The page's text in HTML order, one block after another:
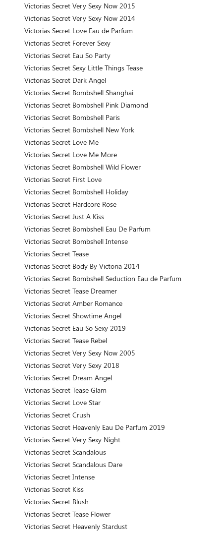
Victorias Secret Very Sexy Now 2015
Victorias Secret Very Sexy Now 2014
Victorias Secret Love Eau de Parfum
Victorias Secret Forever Sexy
Victorias Secret Eau So Party
Victorias Secret Sexy Little Things Tease
Victorias Secret Dark Angel
Victorias Secret Bombshell Shanghai
Victorias Secret Bombshell Pink Diamond
Victorias Secret Bombshell Paris
Victorias Secret Bombshell New York
Victorias Secret Love Me
Victorias Secret Love Me More
Victorias Secret Bombshell Wild Flower
Victorias Secret First Love
Victorias Secret Bombshell Holiday
Victorias Secret Hardcore Rose
Victorias Secret Just A Kiss
Victorias Secret Bombshell Eau De Parfum
Victorias Secret Bombshell Intense
Victorias Secret Tease
Victorias Secret Body By Victoria 2014
Victorias Secret Bombshell Seduction Eau de Parfum
Victorias Secret Tease Dreamer
Victorias Secret Amber Romance
Victorias Secret Showtime Angel
Victorias Secret Eau So Sexy 2019
Victorias Secret Tease Rebel
Victorias Secret Very Sexy Now 2005
Victorias Secret Very Sexy 2018
Victorias Secret Dream Angel
Victorias Secret Tease Glam
Victorias Secret Love Star
Victorias Secret Crush
Victorias Secret Heavenly Eau De Parfum 2019
Victorias Secret Very Sexy Night
Victorias Secret Scandalous
Victorias Secret Scandalous Dare
Victorias Secret Intense
Victorias Secret Kiss
Victorias Secret Blush
Victorias Secret Tease Flower
Victorias Secret Heavenly Stardust